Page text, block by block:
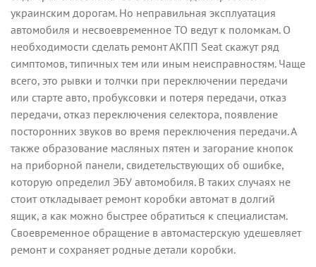
украинским дорогам. Но неправильная эксплуатация
автомобиля и несвоевременное ТО ведут к поломкам. О
необходимости сделать ремонт АКПП Seat скажут ряд
симптомов, типичных тем или иным неисправностям. Чаще
всего, это рывки и толчки при переключении передачи
или старте авто, пробуксовки и потеря передачи, отказ
передачи, отказ переключения селектора, появление
посторонних звуков во время переключения передачи. А
также образование масляных пятен и загорание кнопок
на приборной панели, свидетельствующих об ошибке,
которую определил ЭБУ автомобиля. В таких случаях не
стоит откладывает ремонт коробки автомат в долгий
ящик, а как можно быстрее обратиться к специалистам.
Своевременное обращение в автомастерскую удешевляет
ремонт и сохраняет родные детали коробки.